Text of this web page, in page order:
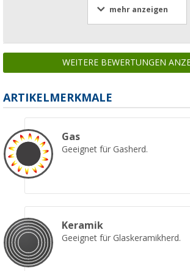
mehr anzeigen
WEITERE BEWERTUNGEN
ARTIKELMERKMALE
Gas
Geeignet für Gasherd.
Keramik
Geeignet für Glaskeramikherd.